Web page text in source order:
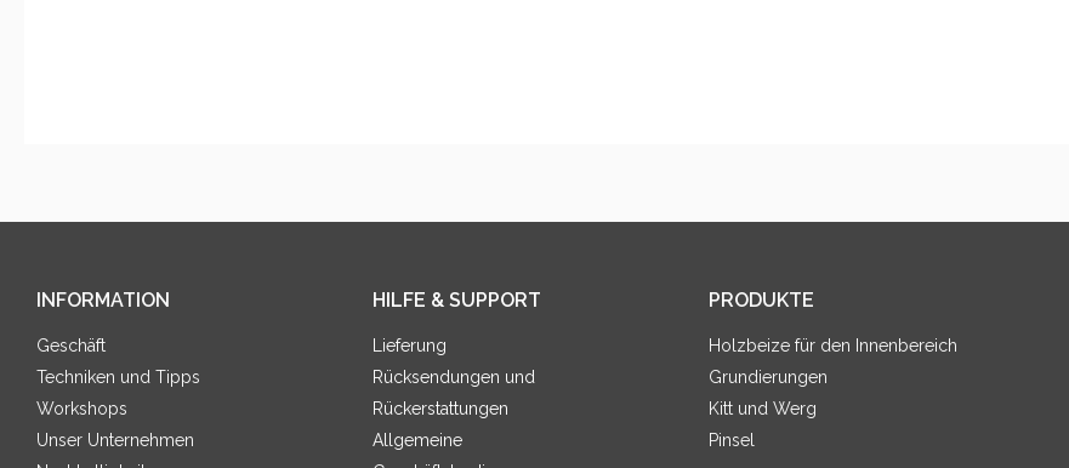
INFORMATION
Geschäft
Techniken und Tipps
Workshops
Unser Unternehmen
HILFE & SUPPORT
Lieferung
Rücksendungen und
Rückerstattungen
Allgemeine
PRODUKTE
Holzbeize für den Innenbereich
Grundierungen
Kitt und Werg
Pinsel